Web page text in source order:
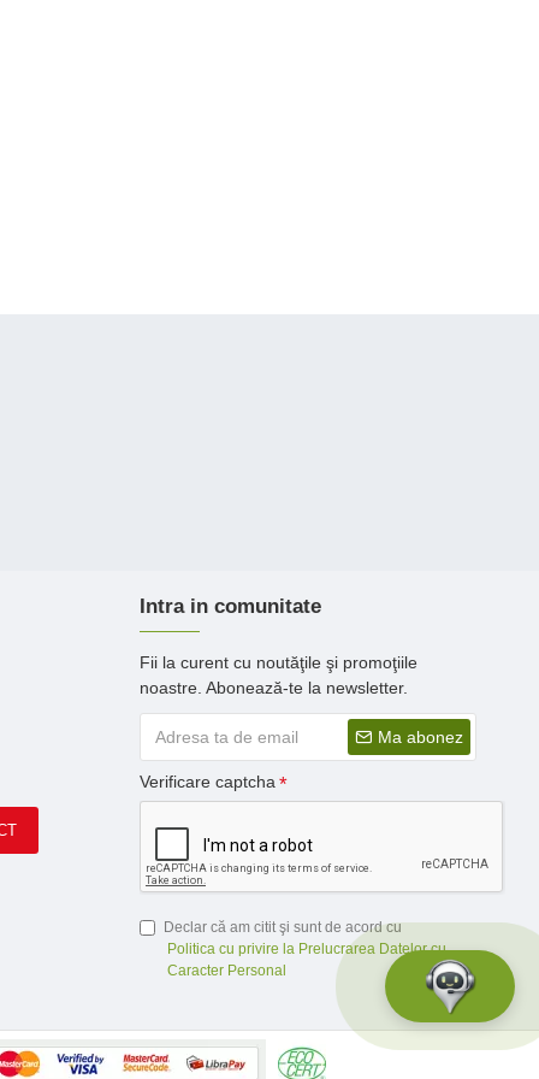
Intra in comunitate
Fii la curent cu noutăţile şi promoţiile
noastre. Abonează-te la newsletter.
Ma abonez
Verificare captcha
Declar că am citit şi sunt de acord cu
Politica cu privire la Prelucrarea Datelor cu
Caracter Personal